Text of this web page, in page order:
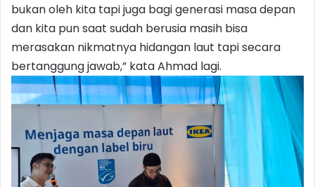
bukan oleh kita tapi juga bagi generasi masa depan
dan kita pun saat sudah berusia masih bisa
merasakan nikmatnya hidangan laut tapi secara
bertanggung jawab,” kata Ahmad lagi.